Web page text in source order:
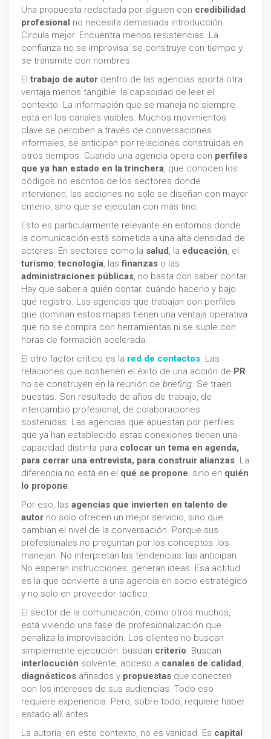
Una propuesta redactada por alguien con credibilidad
profesional no necesita demasiada introducción.
Circula mejor. Encuentra menos resistencias. La
confianza no se improvisa: se construye con tiempo y
se transmite con nombres.
El trabajo de autor dentro de las agencias aporta otra
ventaja menos tangible: la capacidad de leer el
contexto. La información que se maneja no siempre
está en los canales visibles. Muchos movimientos
clave se perciben a través de conversaciones
informales, se anticipan por relaciones construidas en
otros tiempos. Cuando una agencia opera con perfiles
que ya han estado en la trinchera, que conocen los
códigos no escritos de los sectores donde
intervienen, las acciones no solo se diseñan con mayor
criterio, sino que se ejecutan con más tino.
Esto es particularmente relevante en entornos donde
la comunicación está sometida a una alta densidad de
actores. En sectores como la salud, la educación, el
turismo, tecnología, lasfinanzas o las
administraciones públicas, no basta con saber contar.
Hay que saber a quién contar, cuándo hacerlo y bajo
qué registro. Las agencias que trabajan con perfiles
que dominan estos mapas tienen una ventaja operativa
que no se compra con herramientas ni se suple con
horas de formación acelerada.
El otro factor crítico es la red de contactos. Las
relaciones que sostienen el éxito de una acción de PR
no se construyen en la reunión de briefing. Se traen
puestas. Son resultado de años de trabajo, de
intercambio profesional, de colaboraciones
sostenidas. Las agencias que apuestan por perfiles
que ya han establecido estas conexiones tienen una
capacidad distinta para colocar un tema en agenda,
para cerrar una entrevista, para construir alianzas. La
diferencia no está en el qué se propone, sino en quién
lo propone.
Por eso, las agencias que invierten en talento de
autor no solo ofrecen un mejor servicio, sino que
cambian el nivel de la conversación. Porque sus
profesionales no preguntan por los conceptos: los
manejan. No interpretan las tendencias: las anticipan.
No esperan instrucciones: generan ideas. Esa actitud
es la que convierte a una agencia en socio estratégico
y no solo en proveedor táctico.
El sector de la comunicación, como otros muchos,
está viviendo una fase de profesionalización que
penaliza la improvisación. Los clientes no buscan
simplemente ejecución: buscan criterio. Buscan
interlocución solvente, acceso a canales de calidad,
diagnósticos afinados y propuestas que conecten
con los intereses de sus audiencias. Todo eso
requiere experiencia. Pero, sobre todo, requiere haber
estado allí antes.
La autoría, en este contexto, no es vanidad. Es capital